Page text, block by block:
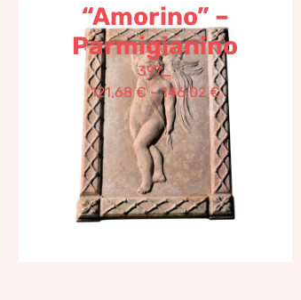
“Amorino” –
Parmigianino
397_
121,68€–146,02€